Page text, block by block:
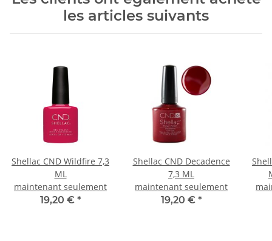
les articles suivants
Shellac CND Wildfire 7,3
ML
maintenant seulement
19,20 € *
Shellac CND Decadence
7,3 ML
maintenant seulement
19,20 € *